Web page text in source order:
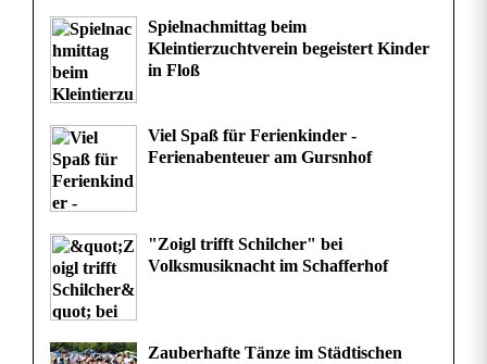
Spielnachmittag beim
Kleintierzuchtverein begeistert Kinder
in Floß
Viel Spaß für Ferienkinder -
Ferienabenteuer am Gursnhof
"Zoigl trifft Schilcher" bei
Volksmusiknacht im Schafferhof
Zauberhafte Tänze im Städtischen